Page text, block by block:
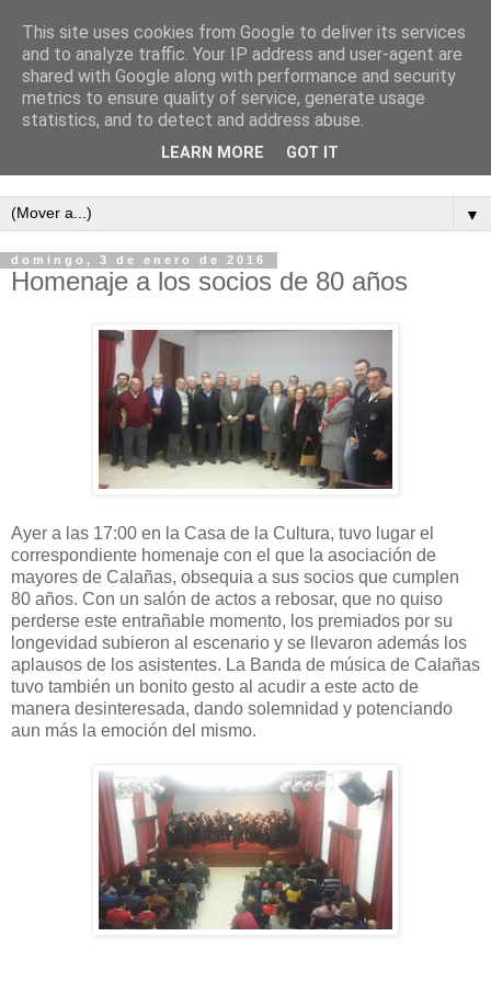
Semanario independiente de Calañas
▼
domingo, 3 de enero de 2016
Homenaje a los socios de 80 años
Ayer a las 17:00 en la Casa de la Cultura, tuvo lugar el
correspondiente homenaje con el que la asociación de
mayores de Calañas, obsequia a sus socios que cumplen
80 años. Con un salón de actos a rebosar, que no quiso
perderse este entrañable momento, los premiados por su
longevidad subieron al escenario y se llevaron además los
aplausos de los asistentes. La Banda de música de Calañas
tuvo también un bonito gesto al acudir a este acto de
manera desinteresada, dando solemnidad y potenciando
aun más la emoción del mismo.
This site uses cookies from Google to deliver its services
and to analyze traffic. Your IP address and user-agent are
shared with Google along with performance and security
metrics to ensure quality of service, generate usage
statistics, and to detect and address abuse.
LEARN MORE GOT IT